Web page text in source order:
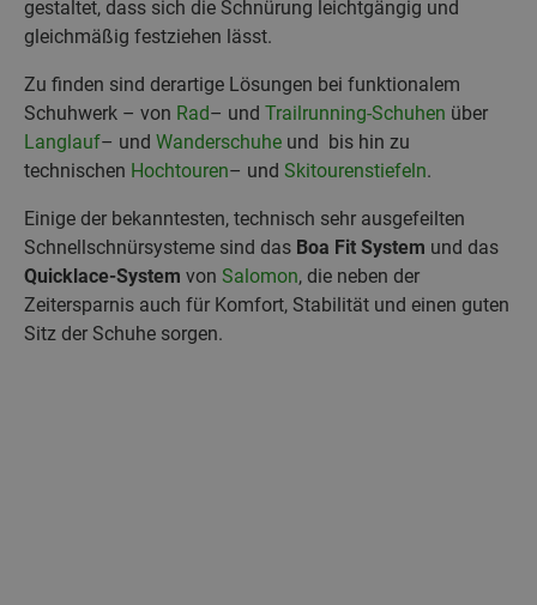
gestaltet, dass sich die Schnürung leichtgängig und
gleichmäßig festziehen lässt.
Zu finden sind derartige Lösungen bei funktionalem
Schuhwerk – von Rad– und Trailrunning-Schuhen über
Langlauf– und Wanderschuhe und bis hin zu
technischen Hochtouren– und Skitourenstiefeln.
Einige der bekanntesten, technisch sehr ausgefeilten
Schnellschnürsysteme sind das Boa Fit System und das
Quicklace-System von Salomon, die neben der
Zeitersparnis auch für Komfort, Stabilität und einen guten
Sitz der Schuhe sorgen.